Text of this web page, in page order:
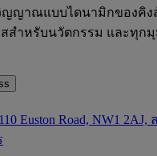
ญญาณแบบไดนามิกของคิง
สำหรับนวัตกรรม และทุก
Euston Road, NW1